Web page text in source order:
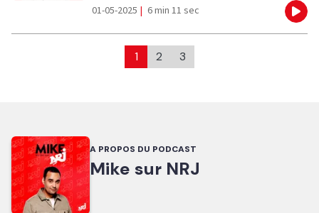
01-05-2025 | 6 min 11 sec
1 2 3
A PROPOS DU PODCAST
Mike sur NRJ